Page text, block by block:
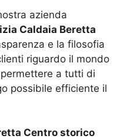
azienda
Caldaia Beretta
e la filosofia
riguardo il mondo
a tutti di
possibile efficiente il
Centro storico